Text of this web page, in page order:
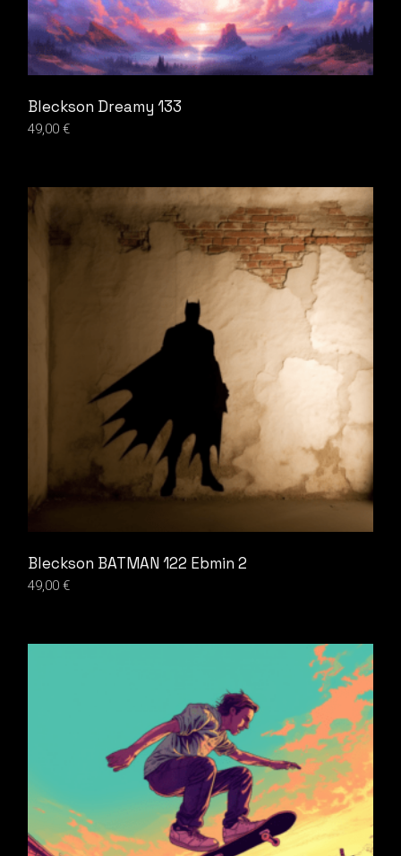
Bleckson Dreamy 133
49,00€
Bleckson BATMAN 122 Ebmin 2
49,00€